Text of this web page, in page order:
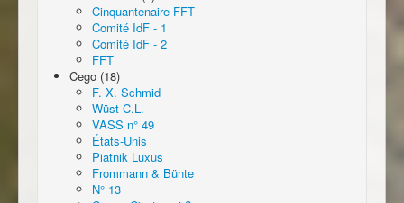
Cinquantenaire FFT
Comité IdF - 1
Comité IdF - 2
FFT
Cego (18)
F. X. Schmid
Wüst C.L.
VASS n° 49
États-Unis
Piatnik Luxus
Frommann & Bünte
N° 13